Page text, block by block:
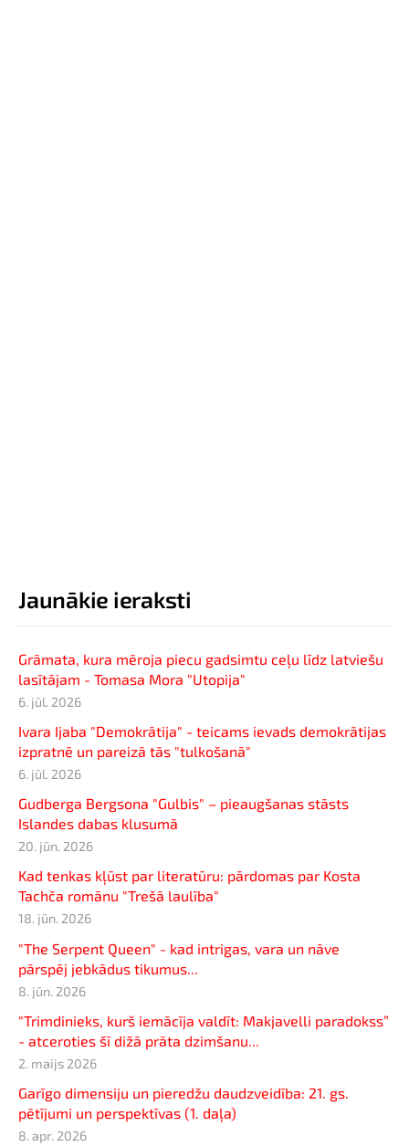
Jaunākie ieraksti
Grāmata, kura mēroja piecu gadsimtu ceļu līdz latviešu
lasītājam - Tomasa Mora "Utopija"
6. jūl. 2026
Ivara Ijaba "Demokrātija" - teicams ievads demokrātijas
izpratnē un pareizā tās "tulkošanā"
6. jūl. 2026
Gudberga Bergsona "Gulbis" – pieaugšanas stāsts
Islandes dabas klusumā
20. jūn. 2026
Kad tenkas kļūst par literatūru: pārdomas par Kosta
Tachča romānu "Trešā laulība"
18. jūn. 2026
"The Serpent Queen" - kad intrigas, vara un nāve
pārspēj jebkādus tikumus...
8. jūn. 2026
"Trimdinieks, kurš iemācīja valdīt: Makjavelli paradokss”
- atceroties šī dižā prāta dzimšanu...
2. maijs 2026
Garīgo dimensiju un pieredžu daudzveidība: 21. gs.
pētījumi un perspektīvas (1. daļa)
8. apr. 2026